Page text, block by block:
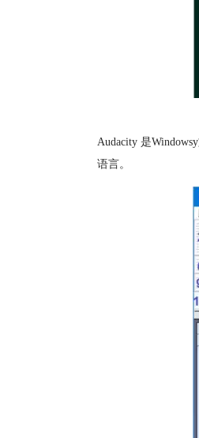
Audacity 是
语言。